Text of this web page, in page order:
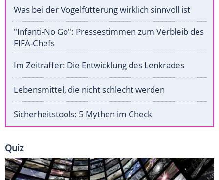
Was bei der Vogelfütterung wirklich sinnvoll ist
"Infanti-No Go": Pressestimmen zum Verbleib des
FIFA-Chefs
Im Zeitraffer: Die Entwicklung des Lenkrades
Lebensmittel, die nicht schlecht werden
Sicherheitstools: 5 Mythen im Check
Quiz